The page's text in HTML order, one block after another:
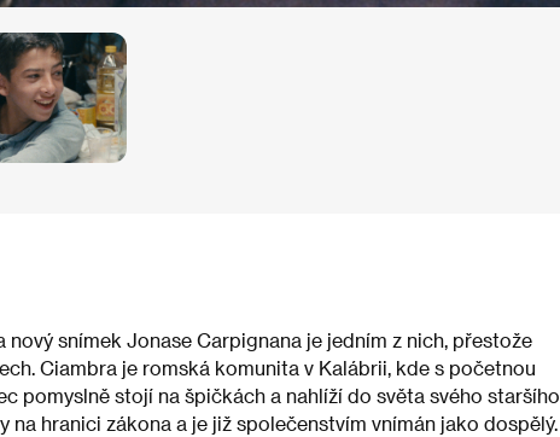
snímek Jonase Carpignana je jedním z nich, přestože
Ciambra je romská komunita v Kalábrii, kde s početnou
pomyslně stojí na špičkách a nahlíží do světa svého staršího
hranici zákona a je již společenstvím vnímán jako dospělý.